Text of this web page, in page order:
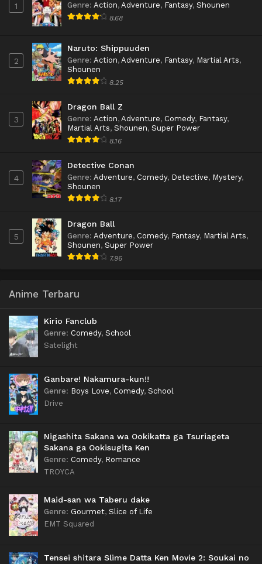
1 Genre: Action, Adventure, Fantasy, Shounen
8.68
2
Naruto: Shippuuden
Genre: Action, Adventure, Fantasy, Martial Arts,
Shounen
8.25
3
Dragon Ball Z
Genre: Action, Adventure, Comedy, Fantasy,
Martial Arts, Shounen, Super Power
8.16
4
Detective Conan
Genre: Adventure, Comedy, Detective, Mystery,
Shounen
8.17
5
Dragon Ball
Genre: Adventure, Comedy, Fantasy, Martial Arts,
Shounen, Super Power
7.96
Anime Terbaru
Kirio Fanclub
Genre: Comedy, School
Satelight
Ganbare! Nakamura-kun!!
Genre: Boys Love, Comedy, School
Drive
Nigashita Sakana wa Ookikatta ga Tsuriageta
Sakana ga Ookisugita Ken
Genre: Comedy, Romance
TROYCA
Maid-san wa Taberu dake
Genre: Gourmet, Slice of Life
EMT Squared
Tensei shitara Slime Datta Ken Movie 2: Soukai no